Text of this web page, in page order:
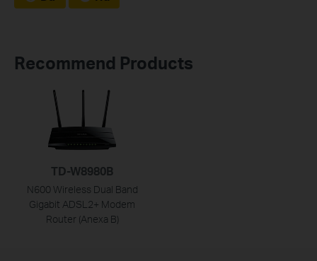
Recommend Products
TD-W8980B
N600 Wireless Dual Band
Gigabit ADSL2+ Modem
Router (Anexa B)